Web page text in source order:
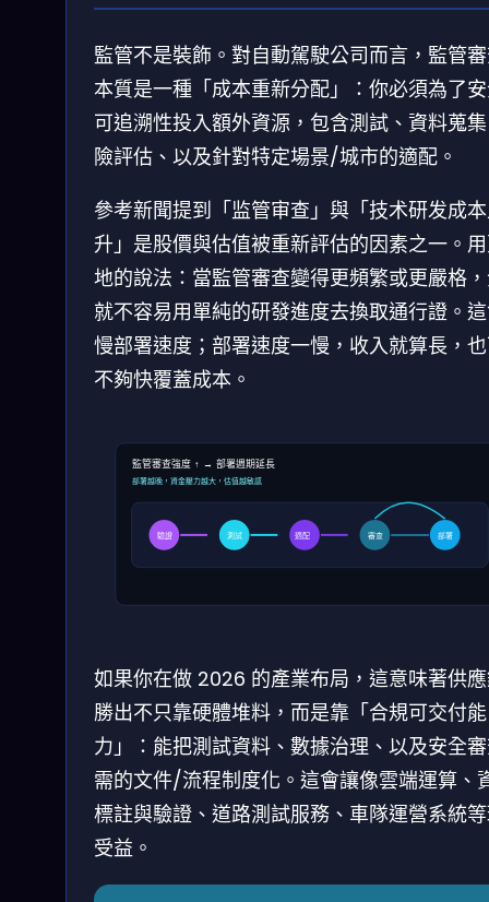
監管不是裝飾。對自動駕駛公司而言，監管
本質是一種「成本重新分配」：你必須為了
可追溯性投入額外資源，包含測試、資料蒐
險評估、以及針對特定場景/城市的適配。
參考新聞提到「监管审查」與「技术研发成
升」是股價與估值被重新評估的因素之一。
地的說法：當監管審查變得更頻繁或更嚴格
就不容易用單純的研發進度去換取通行證。
慢部署速度；部署速度一慢，收入就算長，
不夠快覆蓋成本。
監管審查強度 ↑ → 部署週期延長
部署越晚，資金壓力越大，估值越敏感
驗證 測試 適配 審查 部署
如果你在做 2026 的產業布局，這意味著供
勝出不只靠硬體堆料，而是靠「合規可交付能
力」：能把測試資料、數據治理、以及安全
需的文件/流程制度化。這會讓像雲端運算、
標註與驗證、道路測試服務、車隊運營系統
受益。